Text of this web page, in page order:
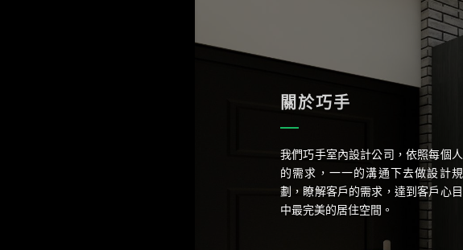
關於巧手
我們巧手室內設計公司，依照每個人
的需求，一一的溝通下去做設計規
劃，瞭解客戶的需求，達到客戶心目
中最完美的居住空間。